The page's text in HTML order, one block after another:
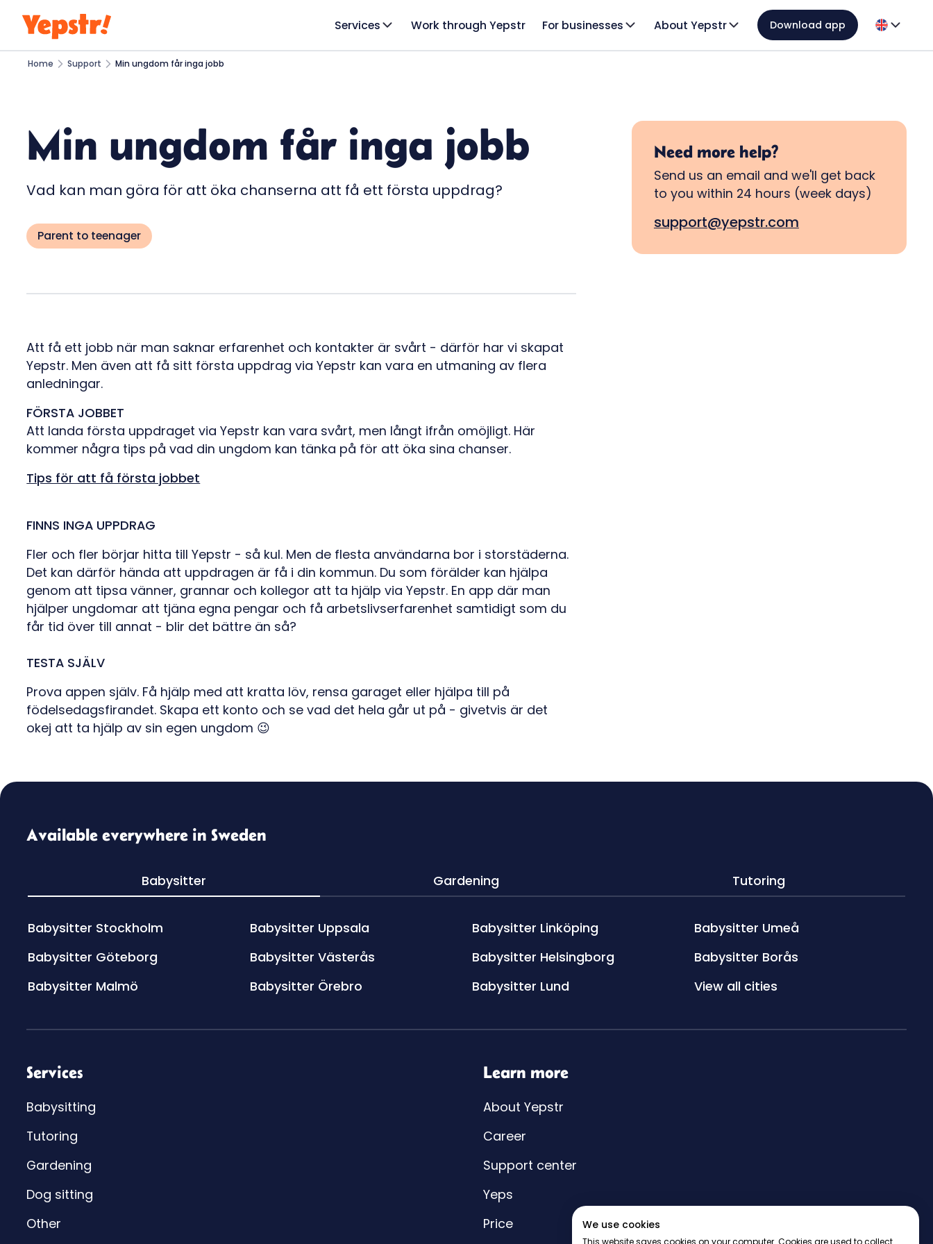
Services Work through Yepstr For businesses About Yepstr Download app
Home Support Min ungdom får inga jobb
Min ungdom får inga jobb
Vad kan man göra för att öka chanserna att få ett första uppdrag?
Parent to teenager
Att få ett jobb när man saknar erfarenhet och kontakter är svårt - därför har vi skapat
Yepstr. Men även att få sitt första uppdrag via Yepstr kan vara en utmaning av flera
anledningar.
FÖRSTA JOBBET
Att landa första uppdraget via Yepstr kan vara svårt, men långt ifrån omöjligt. Här
kommer några tips på vad din ungdom kan tänka på för att öka sina chanser.
Tips för att få första jobbet
FINNS INGA UPPDRAG
Fler och fler börjar hitta till Yepstr - så kul. Men de flesta användarna bor i storstäderna.
Det kan därför hända att uppdragen är få i din kommun. Du som förälder kan hjälpa
genom att tipsa vänner, grannar och kollegor att ta hjälp via Yepstr. En app där man
hjälper ungdomar att tjäna egna pengar och få arbetslivserfarenhet samtidigt som du
får tid över till annat - blir det bättre än så?
TESTA SJÄLV
Prova appen själv. Få hjälp med att kratta löv, rensa garaget eller hjälpa till på
födelsedagsfirandet. Skapa ett konto och se vad det hela går ut på - givetvis är det
okej att ta hjälp av sin egen ungdom 😉
Need more help?
Send us an email and we'll get back
to you within 24 hours (week days)
support@yepstr.com
Available everywhere in Sweden
Babysitter Gardening Tutoring
Babysitter Stockholm
Babysitter Göteborg
Babysitter Malmö
Babysitter Uppsala
Babysitter Västerås
Babysitter Örebro
Babysitter Linköping
Babysitter Helsingborg
Babysitter Lund
Babysitter Umeå
Babysitter Borås
View all cities
Services
Babysitting
Tutoring
Gardening
Dog sitting
Other
Learn more
About Yepstr
Career
Support center
Yeps
Price
We use cookies
This website saves cookies on your computer. Cookies are used to collect